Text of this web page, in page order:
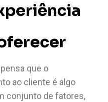
que o
ao cliente é algo
conjunto de fatores,